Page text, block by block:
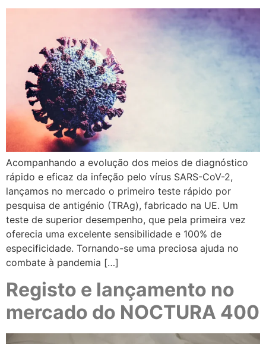
Acompanhando a evolução dos meios de diagnóstico
rápido e eficaz da infeção pelo vírus SARS-CoV-2,
lançamos no mercado o primeiro teste rápido por
pesquisa de antigénio (TRAg), fabricado na UE. Um
teste de superior desempenho, que pela primeira vez
oferecia uma excelente sensibilidade e 100% de
especificidade. Tornando-se uma preciosa ajuda no
combate à pandemia […]
Registo e lançamento no
mercado do NOCTURA 400